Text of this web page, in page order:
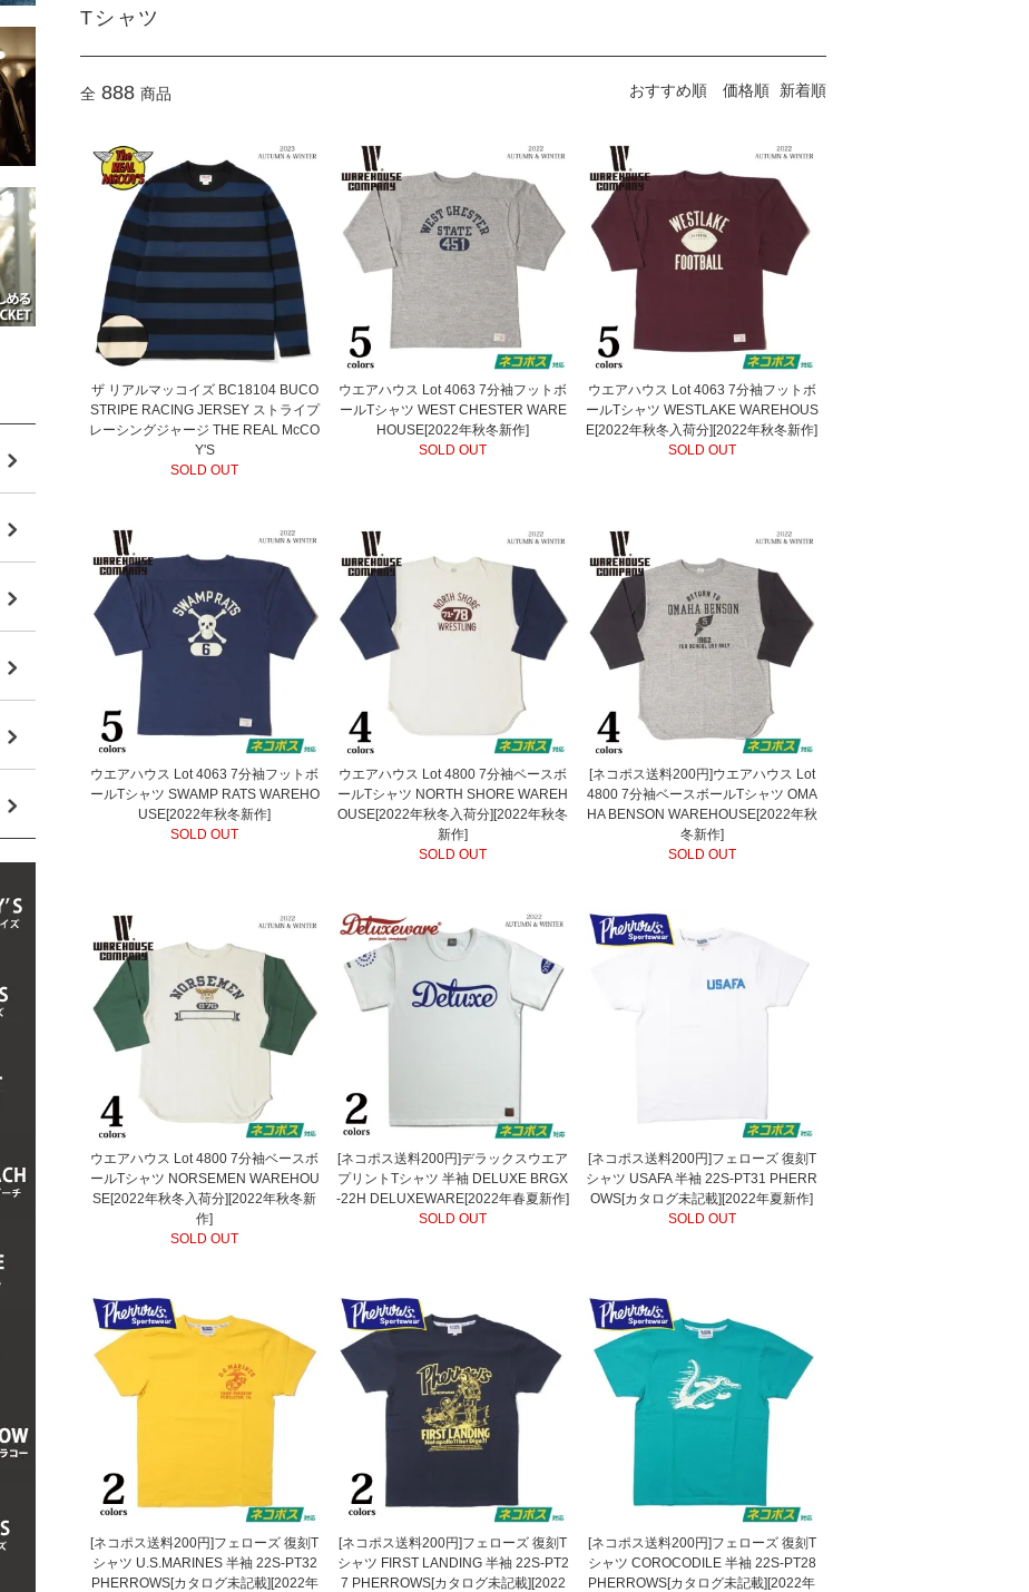
Tシャツ
全 888 商品 おすすめ順 価格順 新着順
ザ リアルマッコイズ BC18104 BUCO
STRIPE RACING JERSEY ストライプ
レーシングジャージ THE REAL McCO
Y'S
SOLD OUT
ウエアハウス Lot 4063 7分袖フットボ
ールTシャツ WEST CHESTER WARE
HOUSE[2022年秋冬新作]
SOLD OUT
ウエアハウス Lot 4063 7分袖フットボ
ールTシャツ WESTLAKE WAREHOUS
E[2022年秋冬入荷分][2022年秋冬新作]
SOLD OUT
ウエアハウス Lot 4063 7分袖フットボ
ールTシャツ SWAMP RATS WAREHO
USE[2022年秋冬新作]
SOLD OUT
ウエアハウス Lot 4800 7分袖ベースボ
ールTシャツ NORTH SHORE WAREH
OUSE[2022年秋冬入荷分][2022年秋冬
新作]
SOLD OUT
[ネコポス送料200円]ウエアハウス Lot
4800 7分袖ベースボールTシャツ OMA
HA BENSON WAREHOUSE[2022年秋
冬新作]
SOLD OUT
ウエアハウス Lot 4800 7分袖ベースボ
ールTシャツ NORSEMEN WAREHOU
SE[2022年秋冬入荷分][2022年秋冬新
作]
SOLD OUT
[ネコポス送料200円]デラックスウエア
プリントTシャツ 半袖 DELUXE BRGX
-22H DELUXEWARE[2022年春夏新作]
SOLD OUT
[ネコポス送料200円]フェローズ 復刻T
シャツ USAFA 半袖 22S-PT31 PHERR
OWS[カタログ未記載][2022年夏新作]
SOLD OUT
[ネコポス送料200円]フェローズ 復刻T
シャツ U.S.MARINES 半袖 22S-PT32
PHERROWS[カタログ未記載][2022年
[ネコポス送料200円]フェローズ 復刻T
シャツ FIRST LANDING 半袖 22S-PT2
7 PHERROWS[カタログ未記載][2022
[ネコポス送料200円]フェローズ 復刻T
シャツ COROCODILE 半袖 22S-PT28
PHERROWS[カタログ未記載][2022年